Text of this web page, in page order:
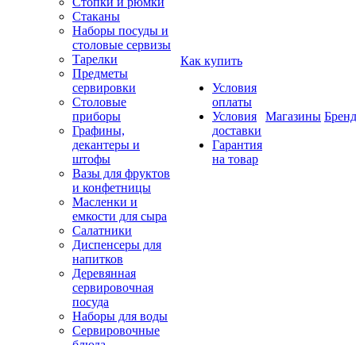
Стаканы
Наборы посуды и
столовые сервизы
Тарелки
Предметы
сервировки
Столовые
приборы
Графины,
декантеры и
штофы
Вазы для фруктов
и конфетницы
Масленки и
емкости для сыра
Салатники
Диспенсеры для
напитков
Деревянная
сервировочная
посуда
Наборы для воды
Сервировочные
Как купить
Условия
оплаты
Условия
доставки
Гарантия
на товар
Магазины